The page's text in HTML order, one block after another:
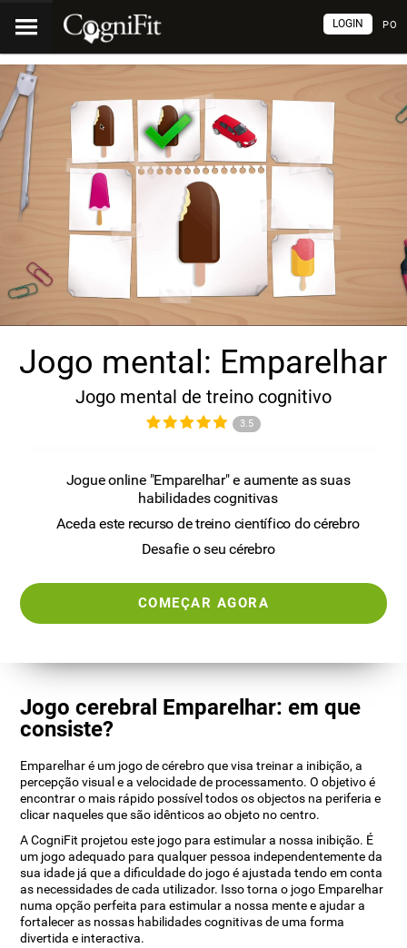
PO
LOGIN
Jogo mental: Emparelhar
Jogo mental de treino cognitivo
3.5
Jogue online "Emparelhar" e aumente as suas
habilidades cognitivas
Aceda este recurso de treino científico do cérebro
Desafie o seu cérebro
COMEÇAR AGORA
Jogo cerebral Emparelhar: em que
consiste?
Emparelhar é um jogo de cérebro que visa treinar a inibição, a
percepção visual e a velocidade de processamento. O objetivo é
encontrar o mais rápido possível todos os objectos na periferia e
clicar naqueles que são idênticos ao objeto no centro.
A CogniFit projetou este jogo para estimular a nossa inibição. É
um jogo adequado para qualquer pessoa independentemente da
sua idade já que a dificuldade do jogo é ajustada tendo em conta
as necessidades de cada utilizador. Isso torna o jogo Emparelhar
numa opção perfeita para estimular a nossa mente e ajudar a
fortalecer as nossas habilidades cognitivas de uma forma
divertida e interactiva.